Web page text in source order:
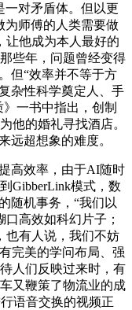
一对矛盾体。但以更
为师傅的人类需要做
让他成为本人最好的
些年，问题曾经变得
但“效率并不等于方
杂性科学奠定人、手
一书中指出，创制
他的婚礼寻找酒店。
远超想象的难度。
高效率，由于AI随时
GibberLink模式，数
随机事务，“我们以
高效如科幻片子；
也有人说，我们不妨
完美的学问布局、强
人们反映过来时，有
又鞭策了物流业的成
语音交换的视频正